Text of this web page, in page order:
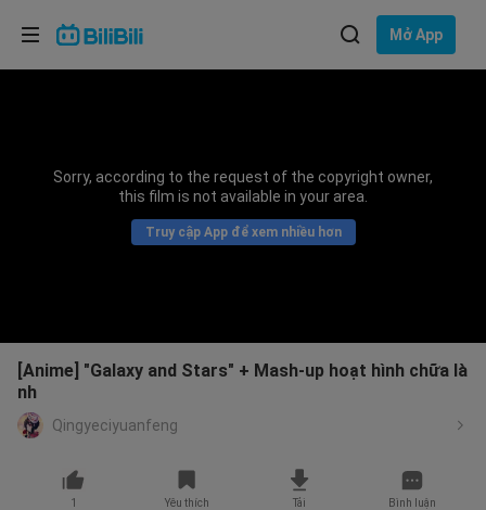
Mở App
Sorry, according to the request of the copyright owner,
this film is not available in your area.
Truy cập App để xem nhiều hơn
[Anime] "Galaxy and Stars" + Mash-up hoạt hình chữa là
nh
Qingyeciyuanfeng
1 Yêu thích Tải Bình luận
Lựa chọn ngôn ngữ
Bahasa Indonesia